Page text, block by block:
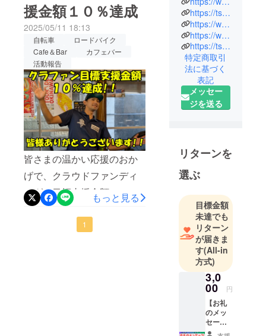
も適した通気性の高い生地
で、快適な着心地✔ カラー:
シックな紺色で、どんな
シーンでも使いやすい ✔ 表
面: 右胸に店舗のロゴを配置
し、さりげないブランドの
アクセント ✔ 裏面: 「沖
縄・ロードバイク・Le velo
AREXのイメージカラー」
を取り入れ、躍動感と地域
の魅力を反映このTシャツを
着ることで、ロードバイク
愛好者や沖縄の風景を愛す
る人々が共感できるデザイ
援金額１０％達成
2025/05/11 18:13
自転車
ロードバイク
Cafe＆Bar
カフェバー
活動報告
皆さまの温かい応援のおか
げで、クラウドファンディ
ングの目標支援金額の10%
を達成しました！ このプロ
ジェクトに賛同し、ご支援
もっと見る
1
時からロー
ドバイク一
筋で、メカ
ニック歴１
１年目。
モットーは
「仕事も趣
味もロード
ロードバイ
クに愛され
た男！」
ロードバ
イク専門店
「Le vélo
APEX」を経
営し、競技
用ロードバ
イクの販
売・整備を
手掛けてき
ました。壺
屋でロード
https://tsuboyabase.com/le-velo-apex/
https://www.instagram.com/yosshii_cycling/
https://www.youtube.com/@yosshi_cycling
https://tsuboyabase.com/tsuboya-bar/
特定商取引
法に基づく
表記
メッセー
ジを送る
リターンを
選ぶ
目標金額
未達でも
リターン
が届きま
す(All-in
方式)
3,0
00 円
【お礼
のメッ
セージ
（メー